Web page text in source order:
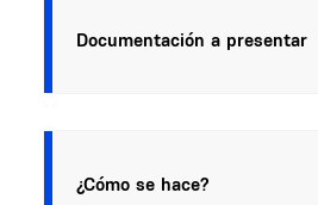
Documentación a presentar
¿Cómo se hace?